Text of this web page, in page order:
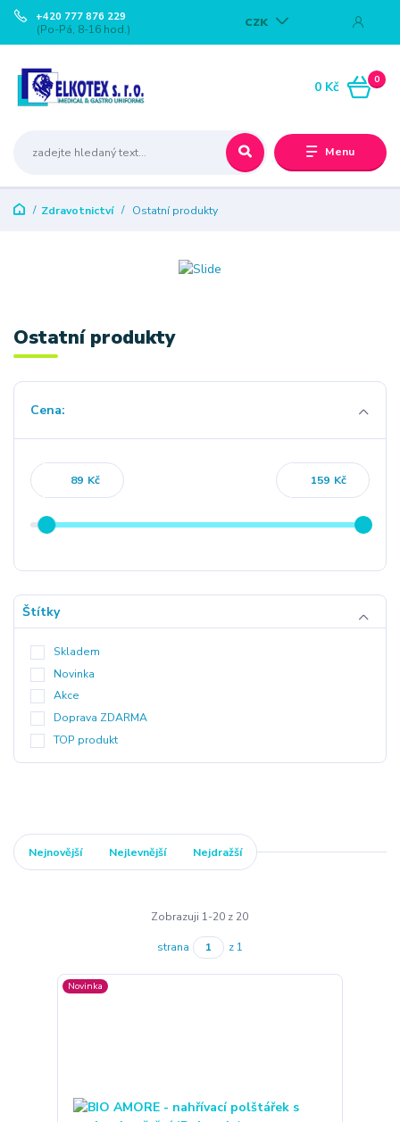
Menu
CZK
+420 777 876 229
(Po-Pá, 8-16 hod.)
0
0 Kč
Zdravotnictví Ostatní produkty
Ostatní produkty
Cena:
Kč Kč
Štítky
Skladem
Novinka
Akce
Doprava ZDARMA
TOP produkt
Nejnovější Nejlevnější Nejdražší
Zobrazuji 1-20 z 20
strana z 1
Novinka